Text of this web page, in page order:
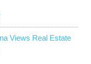
Views Real Estate